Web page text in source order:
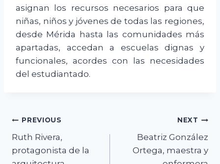
asignan los recursos necesarios para que
niñas, niños y jóvenes de todas las regiones,
desde Mérida hasta las comunidades más
apartadas, accedan a escuelas dignas y
funcionales, acordes con las necesidades
del estudiantado.
Navegación
de
PREVIOUS
Ruth Rivera,
protagonista de la
NEXT
Beatriz González
Ortega, maestra y